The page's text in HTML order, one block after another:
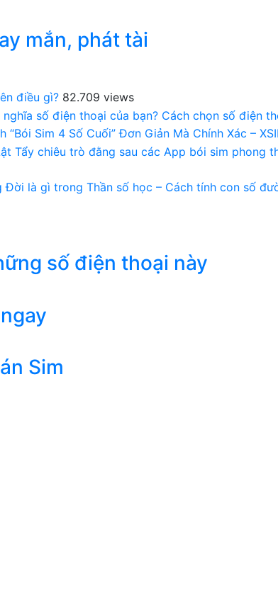
mắn, phát tài
điều gì? 82.709 views
nghĩa số điện thoại của bạn? Cách chọn số điện
“Bói Sim 4 Số Cuối” Đơn Giản Mà Chính Xác –
Tẩy chiêu trò đằng sau các App bói sim phong
Đời là gì trong Thần số học – Cách tính con số
số điện thoại này
Sim